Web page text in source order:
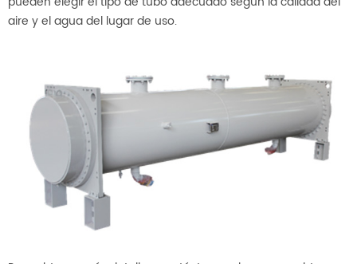
aire y el agua del lugar de uso.